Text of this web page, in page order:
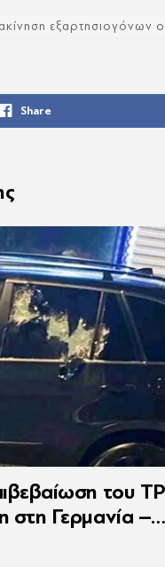
εξαρτησιογόνων
Share
τoυ ΤP
στη Γερμανία –
για